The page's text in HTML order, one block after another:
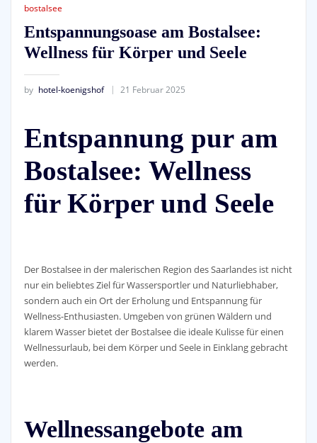
bostalsee
Entspannungsoase am Bostalsee:
Wellness für Körper und Seele
by hotel-koenigshof 21 Februar 2025
Entspannung pur am
Bostalsee: Wellness
für Körper und Seele
Der Bostalsee in der malerischen Region des Saarlandes ist nicht
nur ein beliebtes Ziel für Wassersportler und Naturliebhaber,
sondern auch ein Ort der Erholung und Entspannung für
Wellness-Enthusiasten. Umgeben von grünen Wäldern und
klarem Wasser bietet der Bostalsee die ideale Kulisse für einen
Wellnessurlaub, bei dem Körper und Seele in Einklang gebracht
werden.
Wellnessangebote am